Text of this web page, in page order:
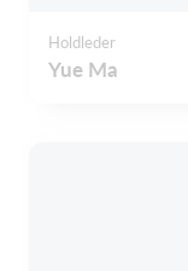
Holdleder
Yue Ma